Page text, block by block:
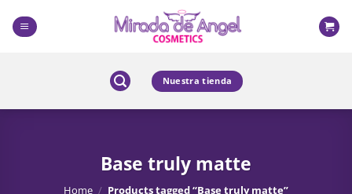
content
Nuestra tienda
Base truly matte
Home / Products tagged “Base truly matte”